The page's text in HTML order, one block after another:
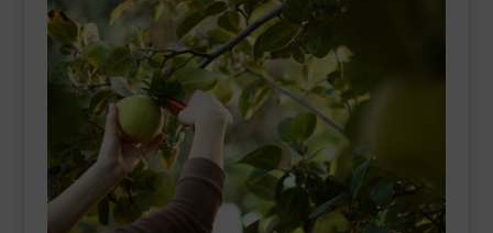
DECORACIÓN
HORARIO GARDEN
CONTACTAR
___________________________
VEURE EN CATALÀ